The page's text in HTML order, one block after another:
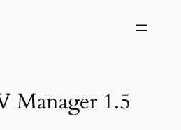
Manager 1.5